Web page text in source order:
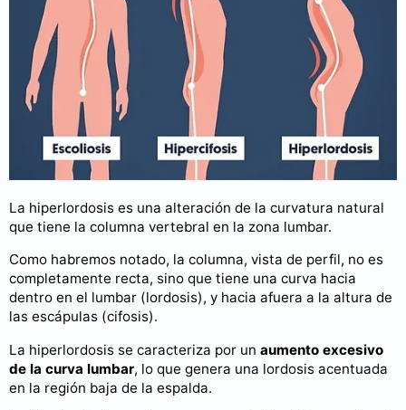
La hiperlordosis es una alteración de la curvatura natural
que tiene la columna vertebral en la zona lumbar.
Como habremos notado, la columna, vista de perfil, no es
completamente recta, sino que tiene una curva hacia
dentro en el lumbar (lordosis), y hacia afuera a la altura de
las escápulas (cifosis).
La hiperlordosis se caracteriza por un aumento excesivo
de la curva lumbar, lo que genera una lordosis acentuada
en la región baja de la espalda.